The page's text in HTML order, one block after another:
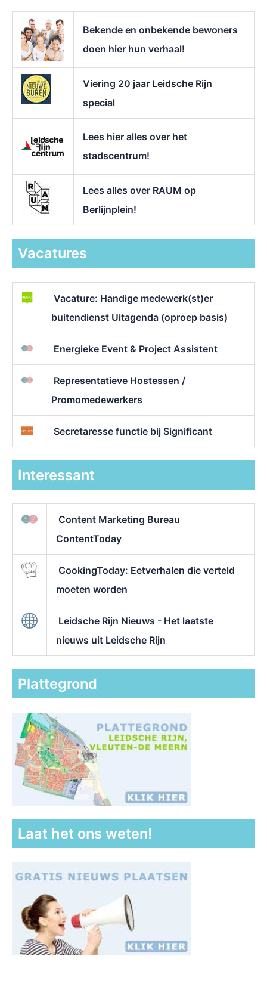
Bekende en onbekende bewoners
doen hier hun verhaal!
Viering 20 jaar Leidsche Rijn
special
Lees hier alles over het
stadscentrum!
Lees alles over RAUM op
Berlijnplein!
Vacatures
Vacature: Handige medewerk(st)er
buitendienst Uitagenda (oproep basis)
Energieke Event & Project Assistent
Representatieve Hostessen /
Promomedewerkers
Secretaresse functie bij Significant
Interessant
Content Marketing Bureau
ContentToday
CookingToday: Eetverhalen die verteld
moeten worden
Leidsche Rijn Nieuws - Het laatste
nieuws uit Leidsche Rijn
Plattegrond
Laat het ons weten!